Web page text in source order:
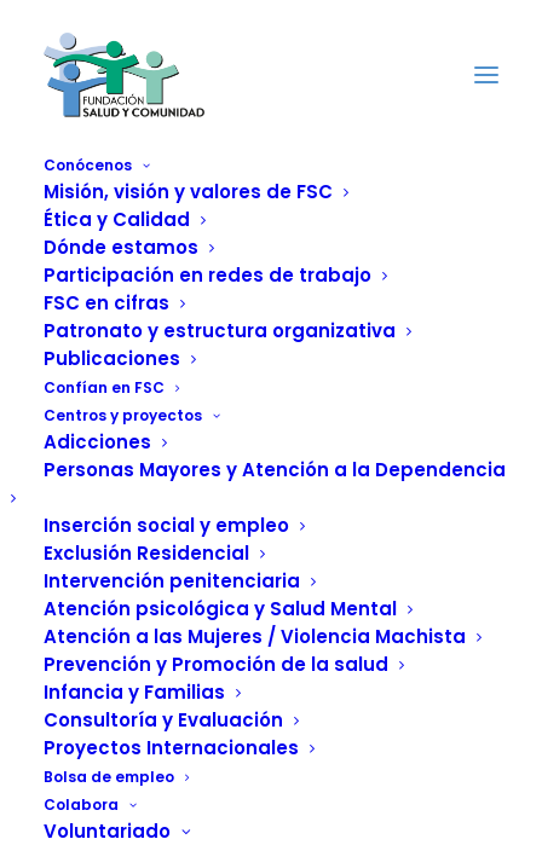
Conócenos
Misión, visión y valores de FSC
Ética y Calidad
Dónde estamos
Participación en redes de trabajo
FSC en cifras
Patronato y estructura organizativa
Publicaciones
Confían en FSC
Centros y proyectos
Adicciones
Personas Mayores y Atención a la Dependencia
Inserción social y empleo
Exclusión Residencial
Intervención penitenciaria
Atención psicológica y Salud Mental
Atención a las Mujeres / Violencia Machista
Prevención y Promoción de la salud
Infancia y Familias
Consultoría y Evaluación
Proyectos Internacionales
Bolsa de empleo
Colabora
Voluntariado
Éxito y lleno absoluto
en la presentación
de 'Espacio Ariadna:
saliendo del
laberinto'
16 DICIEMBRE, 2013 INACTUALIDAD
SALUD Y COMUNIDAD
Las instalaciones del
Atención Psicosocial (SAP)
Barcelona acogieron el pasado 10 de